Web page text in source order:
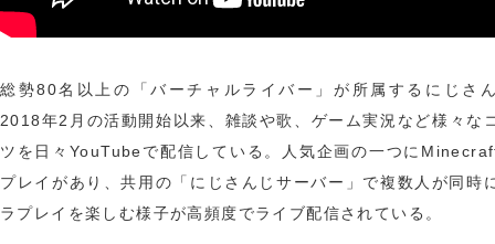
総勢80名以上の「バーチャルライバー」が所属するにじさ
2018年2月の活動開始以来、雑談や歌、ゲーム実況など様々な
ツを日々YouTubeで配信している。人気企画の一つに
プレイがあり、共用の「にじさんじサーバー」で複数人が同時
ラプレイを楽しむ様子が高頻度でライブ配信されている。